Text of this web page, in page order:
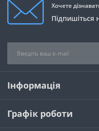
Хочете
Підпишіться
Інформація
Графік роботи